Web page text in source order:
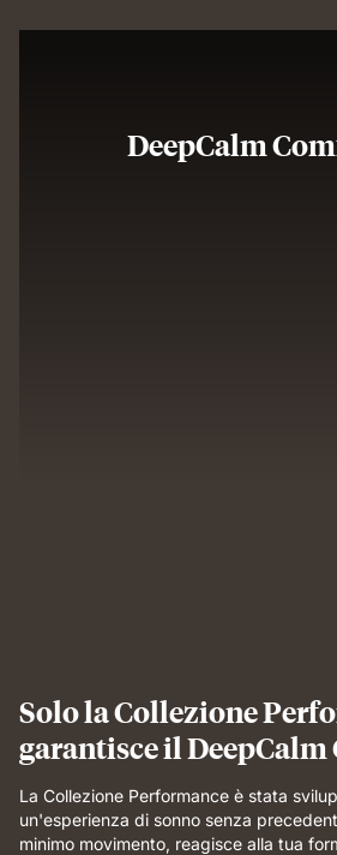
DeepCalm
Solo la Collezione
garantisce il
La Collezione Performance è stata
un'esperienza di sonno senza
minimo movimento, reagisce alla tua